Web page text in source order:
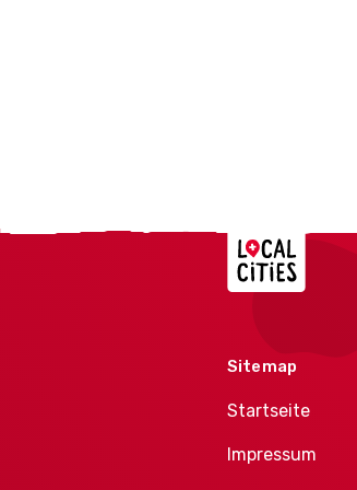
Localcities
Sitemap
Startseite
Impressum